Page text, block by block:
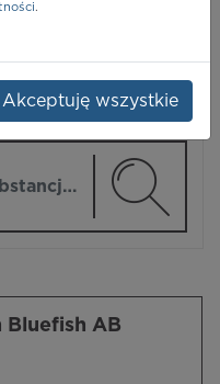
AB
.
Akceptuję wszystkie